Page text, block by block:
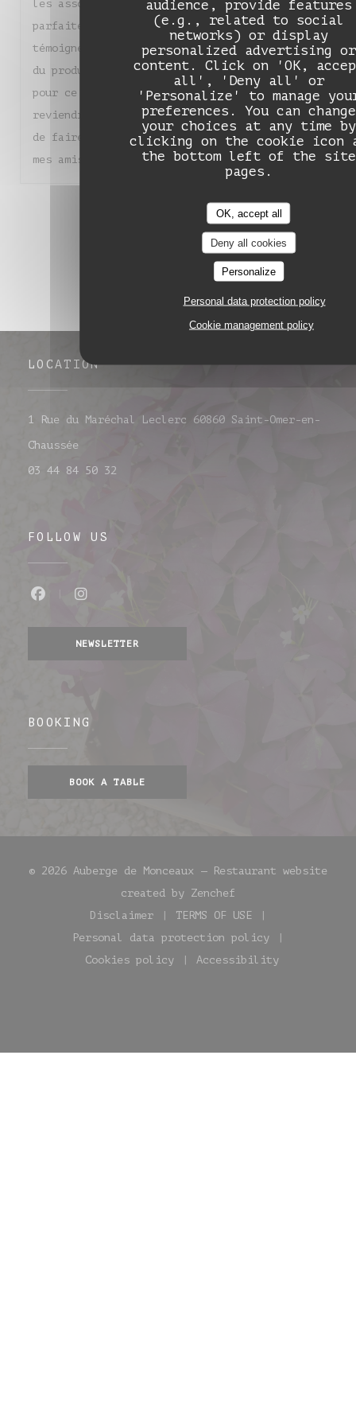
audience, provide features
(e.g., related to social
networks) or display
personalized advertising or
content. Click on 'OK,
all', 'Deny all' or
'Personalize' to manage
preferences. You can change
your choices at any time by
clicking on the cookie icon
the bottom left of the site
pages.
OK, accept all
Deny all cookies
Personalize
Personal data protection policy
Cookie management policy
les associations de saveurs sont justes et
parfaitement équilibrées. Chaque assiette
témoigne d'un réel savoir-faire et d'un amour
du produit. Un grand bravo à toute l'équipe
pour ce moment de pure gourmandise. Nous
reviendrons sans hésiter et je suis heureuse
de faire découvrir ce magnifique endroit à
mes amis !
3
LOCATION
1 Rue du Maréchal Leclerc 60860 Saint-Omer-en-
Chaussée
03 44 84 50 32
FOLLOW US
NEWSLETTER
BOOKING
BOOK A TABLE
© 2026 Auberge de Monceaux — Restaurant website
created by Zenchef
Disclaimer
TERMS OF USE
Personal data protection policy
((opens in a new window))
Cookies policy
((opens in a new window))
Accessibility
((opens in a new